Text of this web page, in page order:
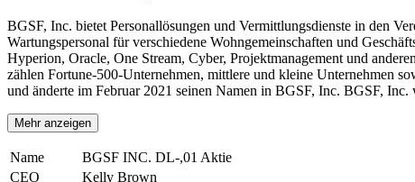
BGSF, Inc. bietet Personallösungen und Vermittlungsdienste in den
Wartungspersonal für verschiedene Wohngemeinschaften und
Hyperion, Oracle, One Stream, Cyber, Projektmanagement und
zählen Fortune-500-Unternehmen, mittlere und kleine Unternehmen
und änderte im Februar 2021 seinen Namen in BGSF, Inc. BGSF,
Mehr anzeigen
Name
BGSF INC. DL-,01 Aktie
CEO
Kelly Brown